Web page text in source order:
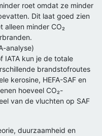
roet omdat ze minder
Dit laat goed zien
minder CO₂
analyse)
IATA kun je de totale
brandstofroutes
kerosine, HEFA-SAF en
hoeveel CO₂-
van de vluchten op SAF
duurzaamheid en